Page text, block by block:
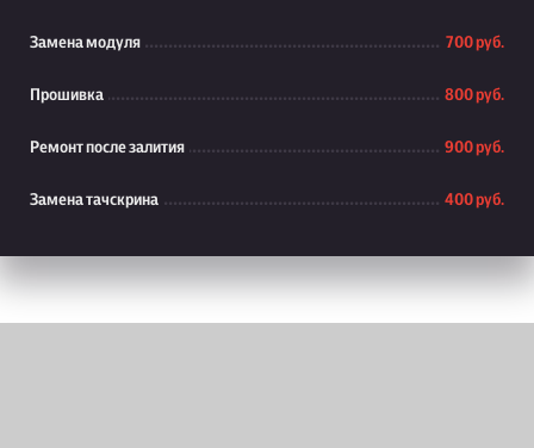
Замена модуля 700 руб.
Прошивка 800 руб.
Ремонт после залития 900 руб.
Замена тачскрина 400 руб.